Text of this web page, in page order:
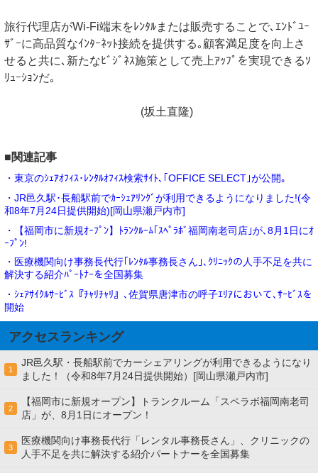
旅行代理店がWi-Fi端末をﾚﾝﾀﾙまたは販売することで､ｴﾝﾄﾞﾕｰ
ｻﾞｰに高品質なｲﾝﾀｰﾈｯﾄ接続を提供する｡顧客満足度を向上さ
せると共に､新たなﾋﾞｼﾞﾈｽ施策として売上ｱｯﾌﾟを実現できるｿ
ﾘｭｰｼｮﾝだ｡
(坂土直隆)
■関連記事
・東京のｼｪｱｵﾌｨｽ･ﾚﾝﾀﾙｵﾌｨｽ検索ｻｲﾄ､｢OFFICE SELECT｣が公開｡
・JR邑久駅･長船駅前でｶｰｼｪｱﾘﾝｸﾞが利用できるようになりました!(令
和8年7月24日提供開始)[岡山県瀬戸内市]
・【福岡市に新規ｵｰﾌﾟﾝ】ﾄﾗﾝｸﾙｰﾑ｢ｽﾍﾟﾗﾎﾞ福岡南老司店｣が､8月1日にｵ
ｰﾌﾟﾝ!
・医療機関向け事務長代行｢ﾚﾝﾀﾙ事務長さん｣､ｸﾘﾆｯｸの人手不足を共に
解決する紹介ﾊﾟｰﾄﾅｰを全国募集
・ｼｪｱｻｲｸﾙｻｰﾋﾞｽ『ﾁｬﾘﾁｬﾘ』､佐賀県唐津市の呼子ｴﾘｱにおいて､ｻｰﾋﾞｽを
開始
アクセスランキング
1
JR邑久駅・長船駅前でカーシェアリングが利用できるようになり
ました！（令和8年7月24日提供開始）[岡山県瀬戸内市]
2
【福岡市に新規オープン】トランクルーム「スペラボ福岡南老司
店」が、8月1日にオープン！
3
医療機関向け事務長代行「レンタル事務長さん」、クリニックの
人手不足を共に解決する紹介パートナーを全国募集